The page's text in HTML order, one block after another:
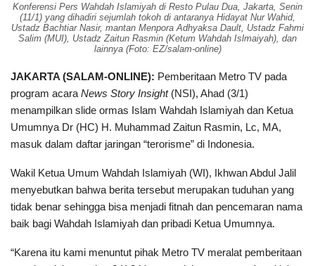
Konferensi Pers Wahdah Islamiyah di Resto Pulau Dua, Jakarta, Senin
(11/1) yang dihadiri sejumlah tokoh di antaranya Hidayat Nur Wahid,
Ustadz Bachtiar Nasir, mantan Menpora Adhyaksa Dault, Ustadz Fahmi
Salim (MUI), Ustadz Zaitun Rasmin (Ketum Wahdah Islmaiyah), dan
lainnya (Foto: EZ/salam-online)
JAKARTA (SALAM-ONLINE): Pemberitaan Metro TV pada
program acara News Story Insight(NSI), Ahad (3/1)
menampilkan slide ormas Islam Wahdah Islamiyah dan Ketua
Umumnya Dr (HC) H. Muhammad Zaitun Rasmin, Lc, MA,
masuk dalam daftar jaringan “terorisme” di Indonesia.
Wakil Ketua Umum Wahdah Islamiyah (WI), Ikhwan Abdul Jalil
menyebutkan bahwa berita tersebut merupakan tuduhan yang
tidak benar sehingga bisa menjadi fitnah dan pencemaran nama
baik bagi Wahdah Islamiyah dan pribadi Ketua Umumnya.
“Karena itu kami menuntut pihak Metro TV meralat pemberitaan